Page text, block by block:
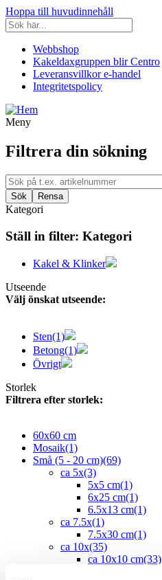
Hoppa till huvudinnehåll
Webbshop
Kakeldaxgruppen blir Centro
Leveransvillkor e-handel
Integritetspolicy
Meny
Filtrera din sökning
Kategori
Ställ in filter: Kategori
Kakel & Klinker
Utseende
Välj önskat utseende:
Sten(1)
Betong(1)
Övrigt
Storlek
Filtrera efter storlek:
60x60 cm
Mosaik(1)
Små (5 - 20 cm)(69)
ca 5x(3)
5x5 cm(1)
6x25 cm(1)
6.5x13 cm(1)
ca 7.5x(1)
7.5x30 cm(1)
ca 10x(35)
ca 10x10 cm(33)